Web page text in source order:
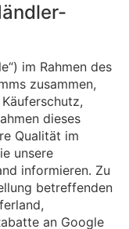
im Rahmen des
zusammen,
dieses
Qualität im
unsere
informieren. Zu
betreffenden
an Google